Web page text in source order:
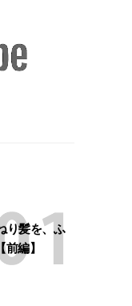
り髪を、ふ
編】